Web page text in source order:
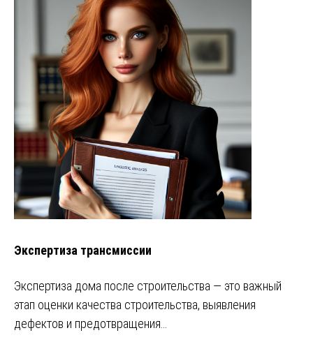
Экспертиза трансмиссии
Экспертиза дома после строительства — это важный
этап оценки качества строительства, выявления
дефектов и предотвращения…